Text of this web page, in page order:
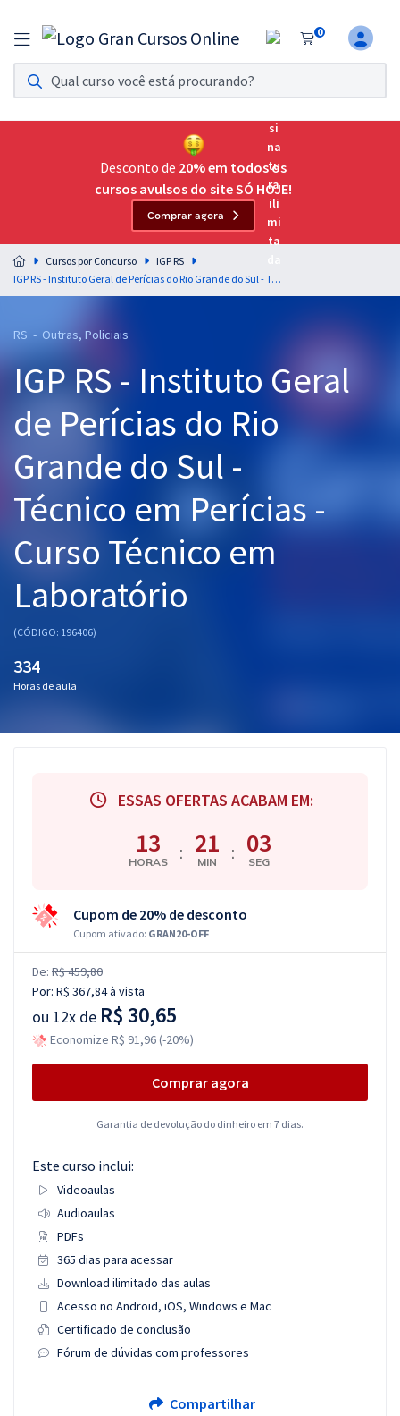
0
Assinatura Ilimitada 11
Acesso a todos os cursos. Teste grátis por 7 dias!
Assinatura OAB Até Passar
Acesso ilimitado a toda preparação para o Exame da
Residências Multiprofissionais
Preparação completa e intensiva para as principais
residências em saúde do Brasil
Cursos 20% OFF
Pós
Graduação
OAB
Questões grátis
Aprovados
Desconto de 20% em todos os
cursos avulsos do site SÓ HOJE!
Comprar agora
Cursos por Concurso
IGP RS
IGP RS - Instituto Geral de Perícias do Rio Grande do Sul - Técnico em Perícias - Curso Técnico em Laboratório
RS - Outras, Policiais
IGP RS - Instituto Geral
de Perícias do Rio
Grande do Sul -
Técnico em Perícias -
Curso Técnico em
Laboratório
(CÓDIGO: 196406)
334
Horas de aula
ESSAS OFERTAS ACABAM EM:
13
HORAS : 21
MIN : 02
SEG
Cupom de 20% de desconto
Cupom ativado: GRAN20-OFF
De: R$ 459,80
Por: R$ 367,84à vista
ou 12x de R$ 30,65
Economize R$ 91,96 (-20%)
Comprar agora
Garantia de devolução do dinheiro em 7 dias.
Este curso inclui:
Videoaulas
Audioaulas
PDFs
365 dias para acessar
Download ilimitado das aulas
Acesso no Android, iOS, Windows e Mac
Certificado de conclusão
Fórum de dúvidas com professores
Compartilhar